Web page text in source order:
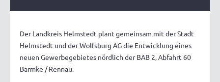
Der Landkreis Helmstedt plant gemeinsam mit der Stadt
Helmstedt und der Wolfsburg AG die Entwicklung eines
neuen Gewerbegebietes nördlich der BAB 2, Abfahrt 60
Barmke / Rennau.